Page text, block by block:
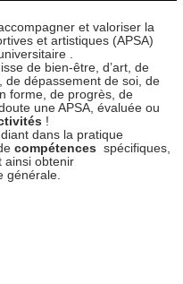
et valoriser la
et artistiques (APSA)
.
de bien-être, d’art, de
de dépassement de soi, de
forme, de progrès, de
une APSA, évaluée ou
!
dans la pratique
compétences spécifiques,
ainsi obtenir
générale.